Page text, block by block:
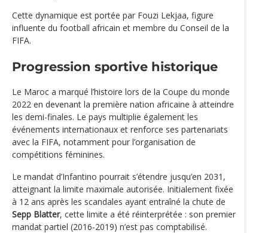
Cette dynamique est portée par Fouzi Lekjaa, figure
influente du football africain et membre du Conseil de la
FIFA.
Progression sportive historique
Le Maroc a marqué l’histoire lors de la Coupe du monde
2022 en devenant la première nation africaine à atteindre
les demi-finales. Le pays multiplie également les
événements internationaux et renforce ses partenariats
avec la FIFA, notamment pour l’organisation de
compétitions féminines.
Le mandat d’Infantino pourrait s’étendre jusqu’en 2031,
atteignant la limite maximale autorisée. Initialement fixée
à 12 ans après les scandales ayant entraîné la chute de
Sepp Blatter, cette limite a été réinterprétée : son premier
mandat partiel (2016-2019) n’est pas comptabilisé.